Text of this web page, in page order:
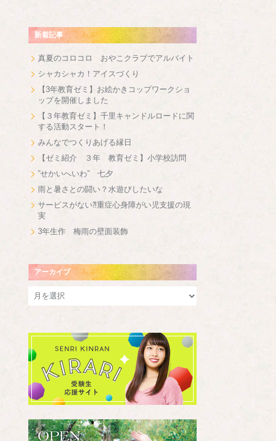
新着記事
真夏のコロコロ おやこクラブでアルバイト
シャカシャカ！アイスづくり
【3年教育ゼミ】お絵かきコップワークショ
ップを開催しました
【３年教育ゼミ】千里キャンドルロードに関
する活動スタート！
みんなでつくりあげる縁日
【ゼミ紹介 ３年 教育ゼミ】小学校訪問
”せかいへいわ” 七夕
雨と暑さとの闘い？水遊びしたいな
サービスがない⁈重症心身障がい児支援の現
実
3年生作 梅雨の壁面装飾
アーカイブ